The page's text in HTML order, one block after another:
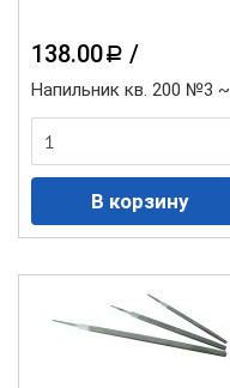
138.00 a /
Напильник кв. 200 №3 ~